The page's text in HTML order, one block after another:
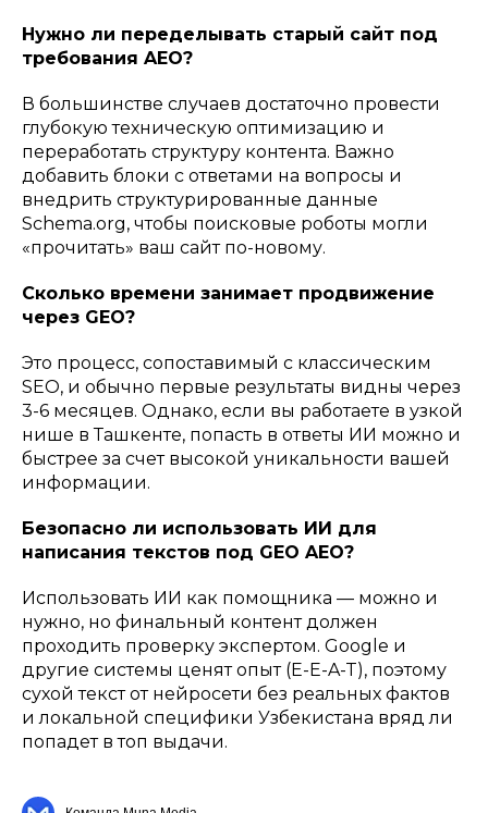
Нужно ли переделывать старый сайт под
требования AEO?
В большинстве случаев достаточно провести
глубокую техническую оптимизацию и
переработать структуру контента. Важно
добавить блоки с ответами на вопросы и
внедрить структурированные данные
Schema.org, чтобы поисковые роботы могли
«прочитать» ваш сайт по-новому.
Сколько времени занимает продвижение
через GEO?
Это процесс, сопоставимый с классическим
SEO, и обычно первые результаты видны через
3-6 месяцев. Однако, если вы работаете в узкой
нише в Ташкенте, попасть в ответы ИИ можно и
быстрее за счет высокой уникальности вашей
информации.
Безопасно ли использовать ИИ для
написания текстов под GEO AEO?
Использовать ИИ как помощника — можно и
нужно, но финальный контент должен
проходить проверку экспертом. Google и
другие системы ценят опыт (E-E-A-T), поэтому
сухой текст от нейросети без реальных фактов
и локальной специфики Узбекистана вряд ли
попадет в топ выдачи.